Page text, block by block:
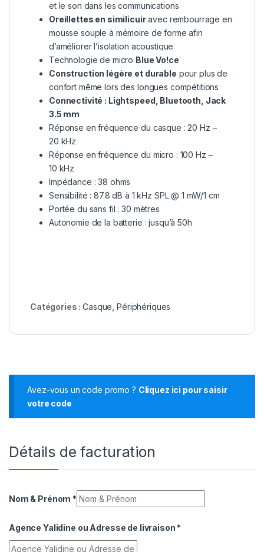
et le son dans les communications
Oreillettes en similicuiravec rembourrage en
mousse souple à mémoire de forme afin
d’améliorer l’isolation acoustique
Technologie de micro Blue Vo!ce
Construction légère et durable pour plus de
confort même lors des longues compétitions
Connectivité : Lightspeed, Bluetooth, Jack
3.5 mm
Réponse en fréquence du casque : 20 Hz –
20 kHz
Réponse en fréquence du micro : 100 Hz –
10 kHz
Impédance : 38 ohms
Sensibilité : 87.8 dB à 1 kHz SPL @ 1 mW/1 cm
Portée du sans fil : 30 mètres
Autonomie de la batterie : jusqu’à 50h
Catégories :Casque ,Périphériques
Avez-vous un code promo ? Cliquez ici pour saisir
votre code
Détails de facturation
Nom & Prénom *
Agence Yalidine ou Adresse de livraison *